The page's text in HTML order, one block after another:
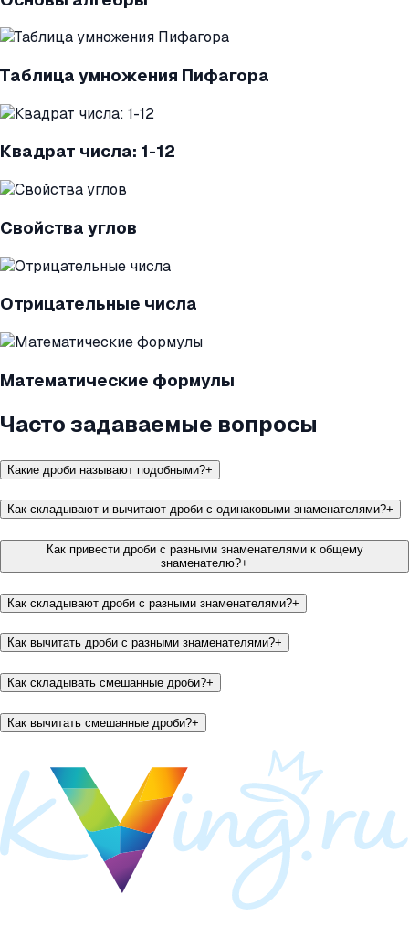
Таблица умножения Пифагора
Квадрат числа: 1-12
Свойства углов
Отрицательные числа
Математические формулы
Часто задаваемые вопросы
Какие дроби называют подобными?+
Как складывают и вычитают дроби с одинаковыми знаменателями?+
Как привести дроби с разными знаменателями к общему
знаменателю?+
Как складывают дроби с разными знаменателями?+
Как вычитать дроби с разными знаменателями?+
Как складывать смешанные дроби?+
Как вычитать смешанные дроби?+